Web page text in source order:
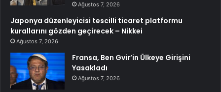
Ağustos 7, 2026
Japonya düzenleyicisi tescilli ticaret platformu
kurallarını gözden geçirecek – Nikkei
Ağustos 7, 2026
Fransa, Ben Gvir’in Ülkeye Girişini
Yasakladı
Ağustos 7, 2026